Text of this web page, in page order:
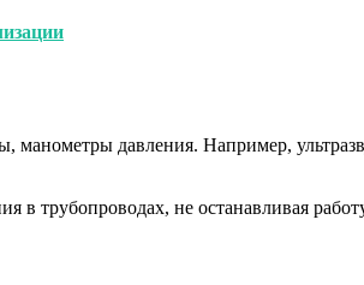
манометры давления. Например,
в трубопроводах, не останавливая